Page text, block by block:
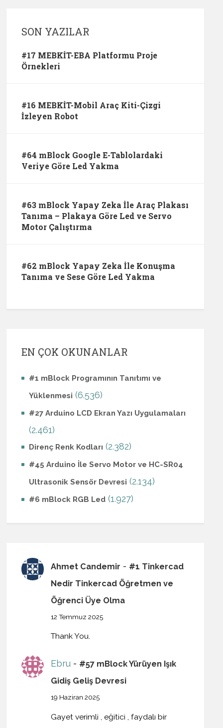
SON YAZILAR
#17 MEBKİT-EBA Platformu Proje
Örnekleri
#16 MEBKİT-Mobil Araç Kiti-Çizgi
İzleyen Robot
#64 mBlock Google E-Tablolardaki
Veriye Göre Led Yakma
#63 mBlock Yapay Zeka İle Araç Plakası
Tanıma – Plakaya Göre Led ve Servo
Motor Çalıştırma
#62 mBlock Yapay Zeka İle Konuşma
Tanıma ve Sese Göre Led Yakma
EN ÇOK OKUNANLAR
#1 mBlock Programının Tanıtımı ve
Yüklenmesi (6.536)
#27 Arduino LCD Ekran Yazı Uygulamaları
(2.461)
Direnç Renk Kodları (2.382)
#45 Arduino İle Servo Motor ve HC-SR04
Ultrasonik Sensör Devresi (2.134)
#6 mBlock RGB Led (1.927)
Ahmet Candemir - #1 Tinkercad
Nedir Tinkercad Öğretmen ve
Öğrenci Üye Olma
12 Temmuz 2025
Thank You.
Ebru- #57 mBlock Yürüyen Işık
Gidiş Geliş Devresi
19 Haziran 2025
Gayet verimli , eğitici , faydalı bir